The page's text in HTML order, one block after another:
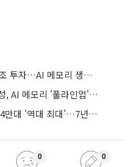
SK하이닉스, 용인·청주에 54조 투자…AI 메모리 생산기지 키운다
D램·낸드 모두 세계 1위…삼성, AI 메모리 '풀라인업'으로 승부
갤럭시 Z 폴드8, 사전판매 144만대 '역대 최대'…7년만에 갤노트10 기록 넘어
0 0